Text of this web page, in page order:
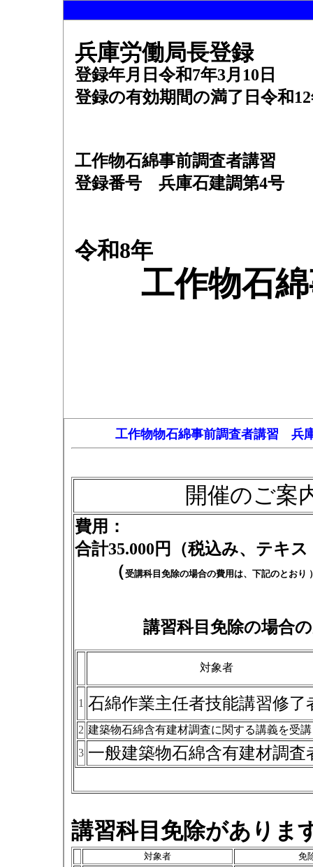
兵庫労働局長登録
登録年月日令和7年3月10日
登録の有効期間の満了日令和
工作物石綿事前調査者講習
登録番号 兵庫石建調第4号
令和8年
工作物石
工作物物石綿事前調査者講習 兵
開催のご案
費用：
合計35.000円（税込み、テキ
（受講科目免除の場合の費用は、下記のとおり
講習科目免除の場合
対象者
1 石綿作業主任者技能講習修了
2 建築物石綿含有建材調査に関する講義を受
3 一般建築物石綿含有建材調査
講習科目免除がありま
対象者 免